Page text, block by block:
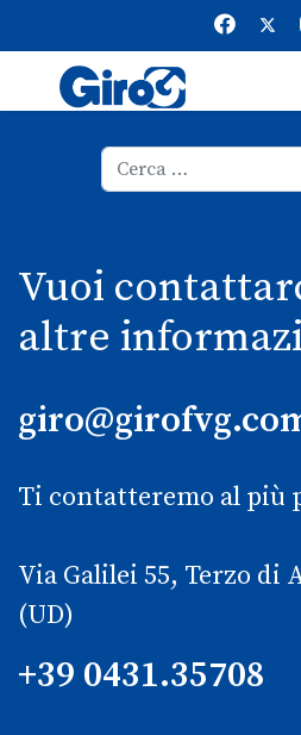
Vuoi
altre
Ti contatteremo al più
Via Galilei 55, Terzo di
(UD)
+39 0431.35708